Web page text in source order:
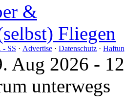
- SS · Advertise · Datenschutz ·
Aug 2026 -
unterwegs